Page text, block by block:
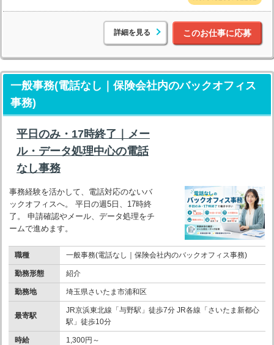
詳細を見る このお仕事に応募
一般事務(電話なし｜保険会社内のバックオフィス
事務)
平日のみ・17時終了｜メー
ル・データ処理中心の電話
なし事務
事務経験を活かして、電話対応のないバ
ックオフィスへ。 平日の週5日、17時終
了。 申請確認やメール、データ処理をチ
ームで進めます。
職種 一般事務(電話なし｜保険会社内のバックオフィス事務)
勤務形態 紹介
勤務地 埼玉県さいたま市浦和区
最寄駅
JR京浜東北線「与野駅」徒歩7分 JR各線「さいたま新都心
駅」徒歩10分
時給
1,300円～